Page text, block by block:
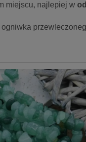
miejscu, najlepiej w